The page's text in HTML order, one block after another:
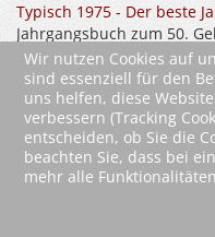
Typisch 1975 - Der beste
Jahrgangsbuch zum 50.
zum runden Geburtstag -
Wir nutzen Cookies auf
sind essenziell für den
uns helfen, diese
verbessern (Tracking
entscheiden, ob Sie die
beachten Sie, dass bei
mehr alle